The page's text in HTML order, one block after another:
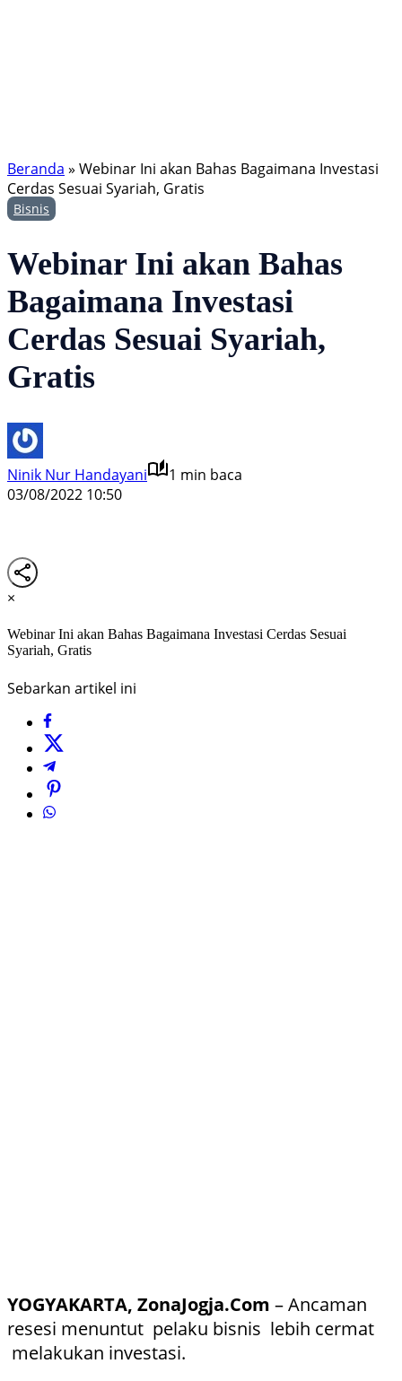
Beranda » Webinar Ini akan Bahas Bagaimana Investasi
Cerdas Sesuai Syariah, Gratis
Bisnis
Webinar Ini akan Bahas
Bagaimana Investasi
Cerdas Sesuai Syariah,
Gratis
Ninik Nur Handayani
1 min baca
03/08/2022 10:50
×
Webinar Ini akan Bahas Bagaimana Investasi Cerdas Sesuai
Syariah, Gratis
Sebarkan artikel ini
YOGYAKARTA, ZonaJogja.Com – Ancaman
resesi menuntut pelaku bisnis lebih cermat
melakukan investasi.